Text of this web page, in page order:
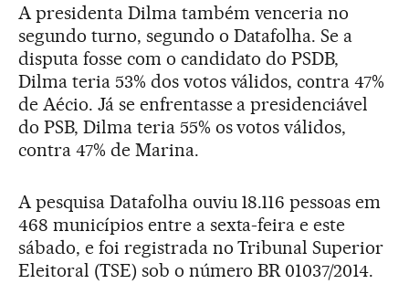
A presidenta Dilma também venceria no
segundo turno, segundo o Datafolha. Se a
disputa fosse com o candidato do PSDB,
Dilma teria 53% dos votos válidos, contra 47%
de Aécio. Já se enfrentasse a presidenciável
do PSB, Dilma teria 55% os votos válidos,
contra 47% de Marina.
A pesquisa Datafolha ouviu 18.116 pessoas em
468 municípios entre a sexta-feira e este
sábado, e foi registrada no Tribunal Superior
Eleitoral (TSE) sob o número BR 01037/2014.